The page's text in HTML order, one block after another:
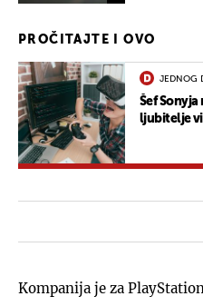
PROČITAJTE I OVO
JEDNOG
Šef
ljubitelje
Kompanija je za